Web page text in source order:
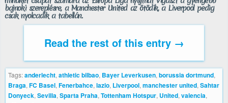
bajnoki szereplésre, a Manchester United az ötödik, a Liverpool pedig
csak nyolcadik a tabellán.
Read the rest of this entry →
Tags:anderlecht, athletic bilbao, Bayer Leverkusen, borussia dortmund,
Braga, FC Basel, Fenerbahce, lazio, Liverpool, manchester united, Sahtar
Donyeck, Sevilla, Sparta Praha, Tottenham Hotspur, United, valencia,